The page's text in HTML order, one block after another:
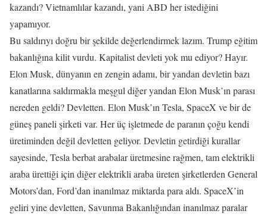
kazandı? Vietnamlılar kazandı, yani ABD her istediğini
yapamıyor.
Bu saldırıyı doğru bir şekilde değerlendirmek lazım. Trump eğitim
bakanlığına kilit vurdu. Kapitalist devleti yok mu ediyor? Hayır.
Elon Musk, dünyanın en zengin adamı, bir yandan devletin bazı
kanatlarına saldırmakla meşgul diğer yandan Elon Musk’ın parası
nereden geldi? Devletten. Elon Musk’ın Tesla, SpaceX ve bir de
güneş paneli şirketi var. Her üç işletmede de paranın çoğu kendi
üretiminden değil devletten geliyor. Devletin getirdiği kurallar
sayesinde, Tesla berbat arabalar üretmesine rağmen, tam elektrikli
araba ürettiği için diğer elektrikli araba üreten şirketlerden General
Motors’dan, Ford’dan inanılmaz miktarda para aldı. SpaceX’in
geliri yine devletten, Savunma Bakanlığından inanılmaz paralar